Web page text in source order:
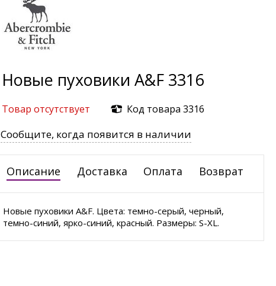
Новые пуховики A&F 3316
Товар отсутствует Код товара 3316
Сообщите, когда появится в наличии
Описание Доставка Оплата Возврат
Новые пуховики A&F. Цвета: темно-серый, черный,
темно-синий, ярко-синий, красный. Размеры: S-XL.